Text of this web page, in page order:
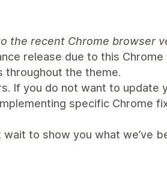
the recent Chrome browser
release due to this Chrome
throughout the theme.
If you do not want to update
specific Chrome
to show you what we’ve